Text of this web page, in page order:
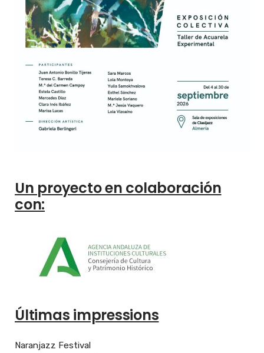
Un proyecto en colaboración
con:
Últimas impressions
Naranjazz Festival